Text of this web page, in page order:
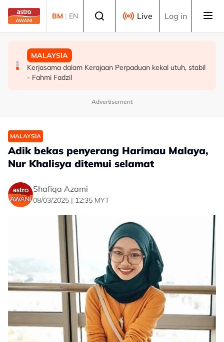
Skip to main content
BM | EN Live Log in
POLITIK
'Rafizi hipokrit, masuk PRN Melaka bantu UMNO pecah
undi PH' - AMK
DUNIA
UNESCO sahkan Beijing sebagai "Ibu Kota Seni Bina
Dunia" 2029
MALAYSIA
Kerjasama dalam Kerajaan Perpaduan kekal utuh, stabil
- Fahmi Fadzil
Advertisement
MALAYSIA
Adik bekas penyerang Harimau Malaya,
Nur Khalisya ditemui selamat
Shafiqa Azami
08/03/2025 | 12:35 MYT